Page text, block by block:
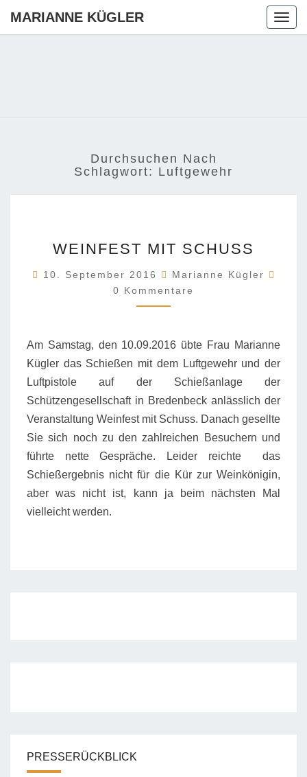
MARIANNE KÜGLER
Durchsuchen Nach
Schlagwort: Luftgewehr
MIT
WEINFEST MIT SCHUSS
10. September 2016 Marianne Kügler
0 Kommentare
Am Samstag, den 10.09.2016 übte Frau Marianne
Kügler das Schießen mit dem Luftgewehr und der
Luftpistole auf der Schießanlage der
Schützengesellschaft in Bredenbeck anlässlich der
Veranstaltung Weinfest mit Schuss. Danach gesellte
Sie sich noch zu den zahlreichen Besuchern und
führte nette Gespräche. Leider reichte das
Schießergebnis nicht für die Kür zur Weinkönigin,
aber was nicht ist, kann ja beim nächsten Mal
vielleicht werden.
PRESSERÜCKBLICK